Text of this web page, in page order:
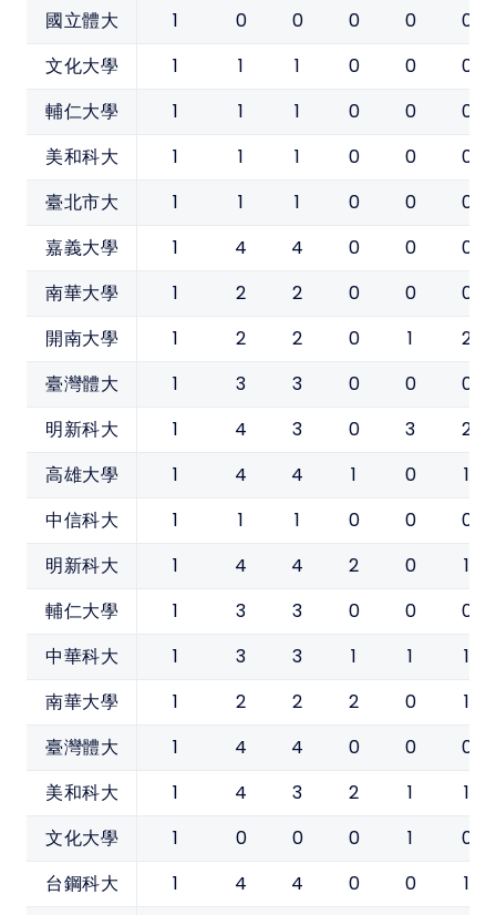
國立體大 1 0 0 0 0 0
文化大學 1 1 1 0 0 0
輔仁大學 1 1 1 0 0 0
美和科大 1 1 1 0 0 0
臺北市大 1 1 1 0 0 0
嘉義大學 1 4 4 0 0 0
南華大學 1 2 2 0 0 0
開南大學 1 2 2 0 1 2
臺灣體大 1 3 3 0 0 0
明新科大 1 4 3 0 3 2
高雄大學 1 4 4 1 0 1
中信科大 1 1 1 0 0 0
明新科大 1 4 4 2 0 1
輔仁大學 1 3 3 0 0 0
中華科大 1 3 3 1 1 1
南華大學 1 2 2 2 0 1
臺灣體大 1 4 4 0 0 0
美和科大 1 4 3 2 1 1
文化大學 1 0 0 0 1 0
台鋼科大 1 4 4 0 0 1